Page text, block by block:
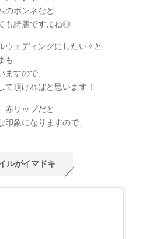
のボンネなど
も綺麗ですよね◎
ウェディングにしたい✧と
も
すので、
頂ければと思います！
赤リップだと
象になりますので、
ルがイマドキ